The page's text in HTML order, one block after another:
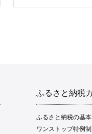
ふるさと納税
ふるさと納税の基
ワンストップ特例